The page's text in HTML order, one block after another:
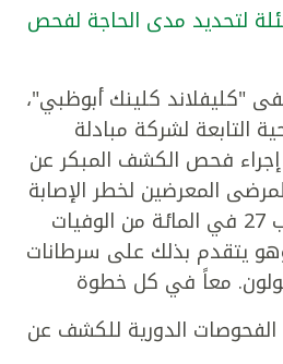
لتحديد مدى الحاجة لفحص
"كليفلاند كلينك أبوظبي"،
التابعة لشركة مبادلة
إجراء فحص الكشف المبكر عن
المعرضين لخطر الإصابة
بهذا المرض الذي يسبب 27 في المائة من الوفيات
يتقدم بذلك على سرطانات
معاً في كل خطوة
الدورية للكشف عن